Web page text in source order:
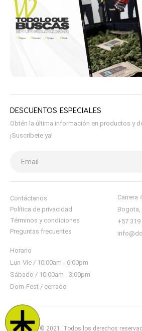
DESCUENTOS ESPECIALES
Obtén la última información en productos y
¡Suscríbete ya!
Contáctanos
Política de privacidad
Términos y condiciones
Preguntas frecuentes
Carrera
Bogota,
+57 319
Horario
Lun-Vie / 10:00am - 6:00pm
Sábado / 10:00am - 3:00pm
Dom-Fest / cerrado
doctorwee © 2021. Todos los derechos